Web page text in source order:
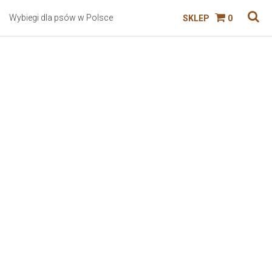
Wybiegi dla psów w Polsce SKLEP 0